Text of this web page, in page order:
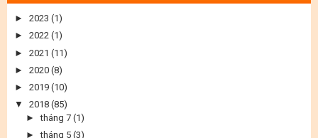
► 2023 (1)
► 2022 (1)
► 2021 (11)
► 2020 (8)
► 2019 (10)
▼
2018 (85)
►tháng 7 (1)
►tháng 5 (3)